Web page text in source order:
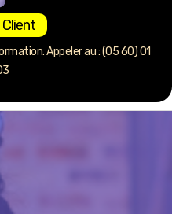
Appeler au : (05 60) 01